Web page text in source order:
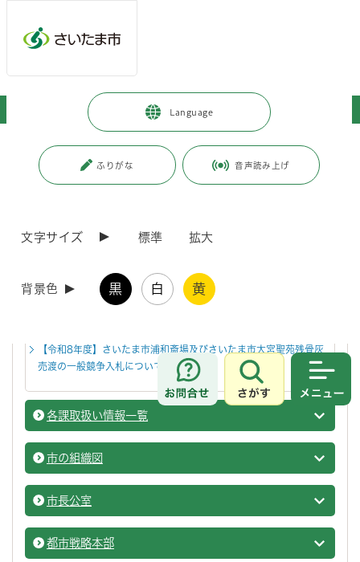
Language
ふりがな 音声読み上げ
文字サイズ 標準 拡大
背景色 黒 白 黄
お問合せ
さがす
市政情報 市の組織・各課の紹介
市の組織・各課の紹介
い合わせしたい課のページに進み、各課ページ内の「お問い合わせフォ
新着情報
【令和8年度】さいたま市浦和斎場及びさいたま市大宮聖苑残骨灰
売渡の一般競争入札について
各課取扱い情報一覧
市の組
市の組織図
市の組
市長公室
市長公
都市戦略本部
市の組